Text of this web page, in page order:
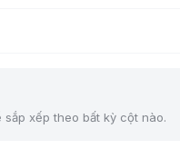
xếp theo bất kỳ cột nào.